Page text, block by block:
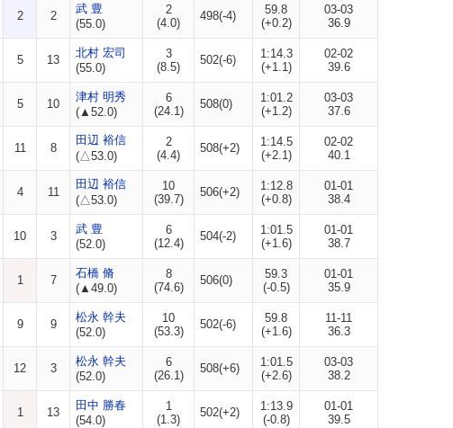
2 2
武 豊
(55.0)
2
(4.0)
498(-4)
59.8
(+0.2)
03-03
36.9
5 13
北村 宏司
(55.0)
3
(8.5)
502(-6)
1:14.3
(+1.1)
02-02
39.6
5 10
津村 明秀
(▲52.0)
6
(24.1)
508(0)
1:01.2
(+1.2)
03-03
37.6
11 8
田辺 裕信
(△53.0)
2
(4.4)
508(+2)
1:14.5
(+2.1)
02-02
40.1
4 11
田辺 裕信
(△53.0)
10
(39.7)
506(+2)
1:12.8
(+0.8)
01-01
38.4
10 3
武 豊
(52.0)
6
(12.4)
504(-2)
1:01.5
(+1.6)
01-01
38.7
1 7
石橋 脩
(▲49.0)
8
(74.6)
506(0)
59.3
(-0.5)
01-01
35.9
9 9
松永 幹夫
(52.0)
10
(53.3)
502(-6)
59.8
(+1.6)
11-11
36.3
12 3
松永 幹夫
(52.0)
6
(26.1)
508(+6)
1:01.5
(+2.6)
03-03
38.2
1 13
田中 勝春
(54.0)
1
(1.3)
502(+2)
1:13.9
(-0.8)
01-01
39.5